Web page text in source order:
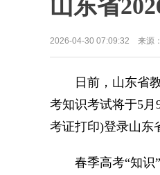
山东省
2026-04-30 07:09:32 来源：
日前，山东省教
考知识考试将于5月
考证打印)登录山东
春季高考“知识